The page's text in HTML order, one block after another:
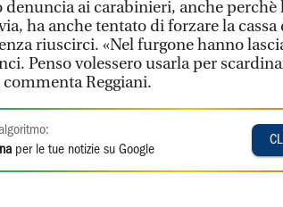
denuncia ai carabinieri, anche perchè
ha anche tentato di forzare la cassa
riuscirci. «Nel furgone hanno
Penso volessero usarla per
commenta Reggiani.
per le tue notizie su Google